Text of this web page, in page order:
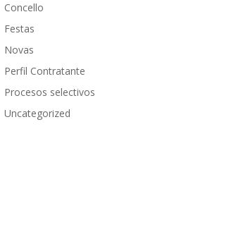
Concello
Festas
Novas
Perfil Contratante
Procesos selectivos
Uncategorized